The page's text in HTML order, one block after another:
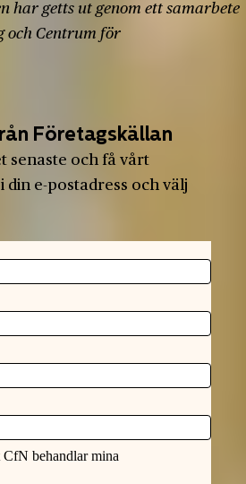
har getts ut genom ett samarbete
och Centrum för
Företagskällan
senaste och få vårt
din e-postadress och välj